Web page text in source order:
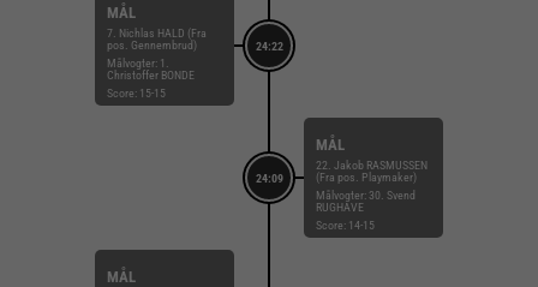
24:22
MÅL
7. Nichlas HALD (Fra
pos. Gennembrud)
Målvogter: 1.
Christoffer BONDE
Score: 15-15
24:09
MÅL
22. Jakob RASMUSSEN
(Fra pos. Playmaker)
Målvogter: 30. Svend
RUGHAVE
Score: 14-15
MÅL